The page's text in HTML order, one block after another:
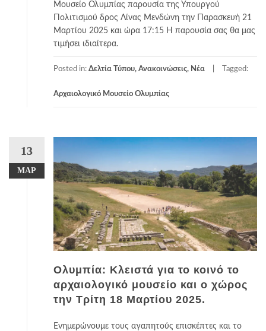
Μουσείο Ολυμπίας παρουσία της Υπουργού
Πολιτισμού δρος Λίνας Μενδώνη την Παρασκευή 21
Μαρτίου 2025 και ώρα 17:15 Η παρουσία σας θα μας
τιμήσει ιδιαίτερα.
Posted in: Δελτία Τύπου, Ανακοινώσεις, Νέα Tagged:
Αρχαιολογικό Μουσείο Ολυμπίας
13
ΜΑΡ
Ολυμπία: Κλειστά για το κοινό το
αρχαιολογικό μουσείο και ο χώρος
την Τρίτη 18 Μαρτίου 2025.
Ενημερώνουμε τους αγαπητούς επισκέπτες και το